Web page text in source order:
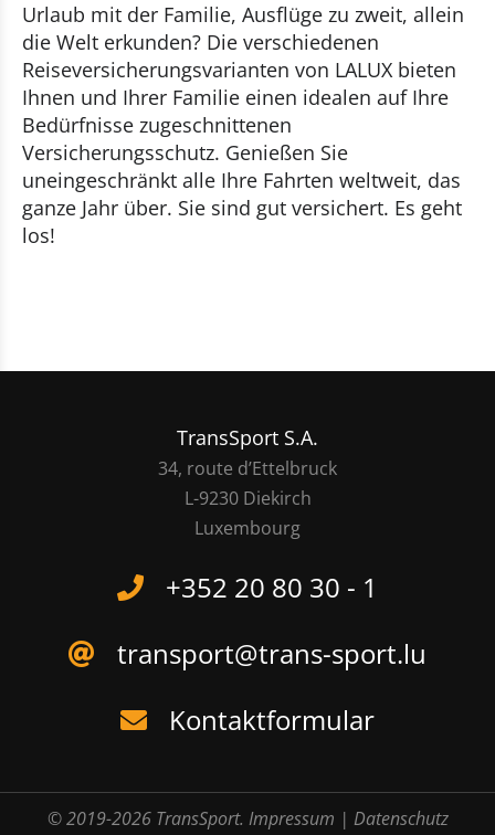
Reise
Bauwesen
Panne und Unfall (Verkehr)
Gesundheit
Urlaub mit der Familie, Ausflüge zu zweit, allein
die Welt erkunden? Die verschiedenen
Reiseversicherungsvarianten von LALUX bieten
Ihnen und Ihrer Familie einen idealen auf Ihre
Bedürfnisse zugeschnittenen
Versicherungsschutz. Genießen Sie
uneingeschränkt alle Ihre Fahrten weltweit, das
ganze Jahr über. Sie sind gut versichert. Es geht
los!
TransSport S.A.
34, route d’Ettelbruck
L-9230 Diekirch
Luxembourg
+352 20 80 30 - 1
transport@trans-sport.lu
Kontaktformular
© 2019-2026 TransSport. Impressum | Datenschutz